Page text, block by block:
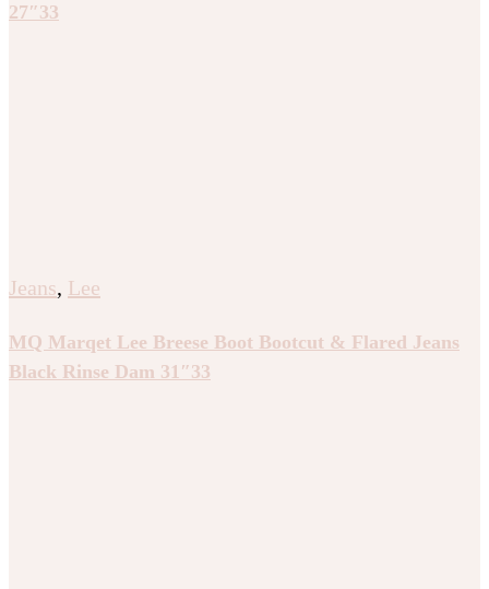
27″33
Jeans, Lee
MQ Marqet Lee Breese Boot Bootcut & Flared Jeans
Black Rinse Dam 31″33